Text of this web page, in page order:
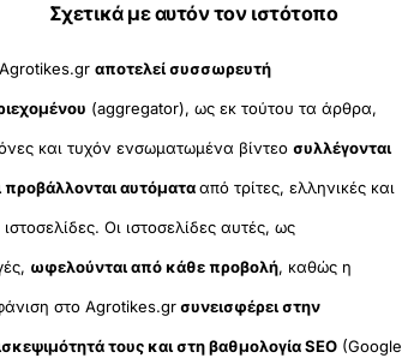
Σχετικά με αυτόν τον ιστότοπο
αποτελεί συσσωρευτή
(aggregator), ως εκ τούτου τα άρθρα,
και τυχόν ενσωματωμένα βίντεοσυλλέγονται
προβάλλονται αυτόματααπό τρίτες, ελληνικές και
Οι ιστοσελίδες αυτές, ως
ωφελούνται από κάθε προβολή, καθώς η
στο Agrotikes.grσυνεισφέρει στην
τους και στη βαθμολογία SEO (Google